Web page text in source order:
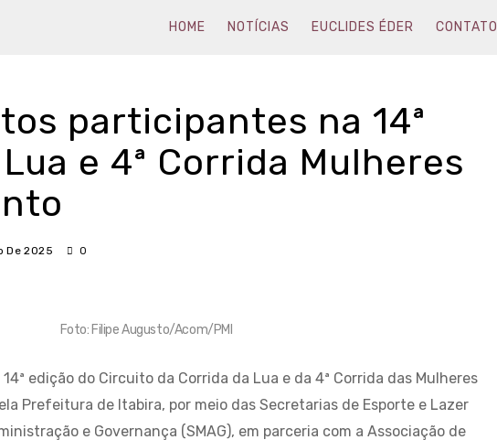
HOME NOTÍCIAS EUCLIDES ÉDER CONTATO
participantes na 14ª
e 4ª Corrida Mulheres
De 2025 0
Foto: Filipe Augusto/Acom/PMI
edição do Circuito da Corrida da Lua e da 4ª Corrida das Mulheres
Prefeitura de Itabira, por meio das Secretarias de Esporte e Lazer
e Governança (SMAG), em parceria com a Associação de